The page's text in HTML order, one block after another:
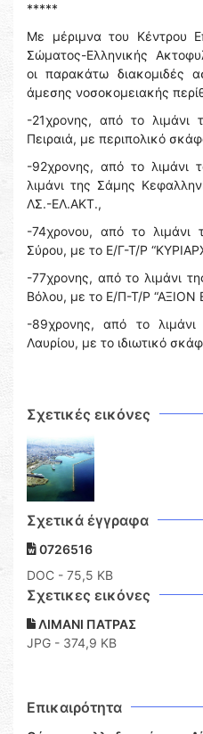
*****
Με μέριμνα του Κέντρου
Σώματος-Ελληνικής
οι παρακάτω διακομιδές
άμεσης νοσοκομειακής
-21χρονης, από το λιμάνι
Πειραιά, με περιπολικό
-92χρονης, από το λιμάνι
λιμάνι της Σάμης
ΛΣ.-ΕΛ.ΑΚΤ.,
-74χρονου, από το λιμάνι
Σύρου, με το Ε/Γ-Τ/Ρ
-77χρονης, από το λιμάνι
Βόλου, με το Ε/Π-Τ/Ρ “ΑΞΙΟΝ
-89χρονης, από το
Λαυρίου, με το ιδιωτικό
Σχετικές εικόνες
Σχετικά έγγραφα
0726516
DOC - 75,5 KB
Σχετικες εικόνες
ΛΙΜΑΝΙ ΠΑΤΡΑΣ
JPG - 374,9 KB
Επικαιρότητα